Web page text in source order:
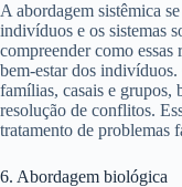
A abordagem sistêmica
indivíduos e os sistemas
compreender como
bem-estar dos
famílias, casais e grupos,
resolução de conflitos.
tratamento de problemas
6. Abordagem biológica